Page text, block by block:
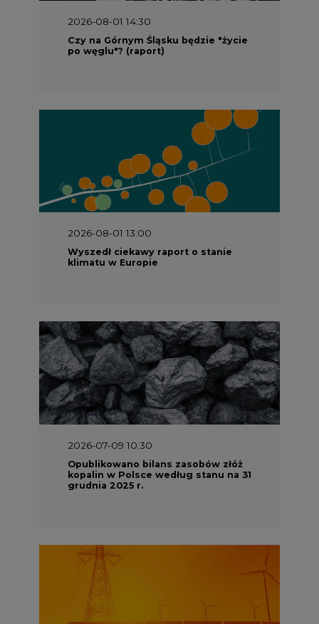
2026-08-01 13:00
Wyszedł ciekawy raport o stanie
klimatu w Europie
2026-07-09 10:30
Opublikowano bilans zasobów złóż
kopalin w Polsce według stanu na 31
2026-06-08 07:00